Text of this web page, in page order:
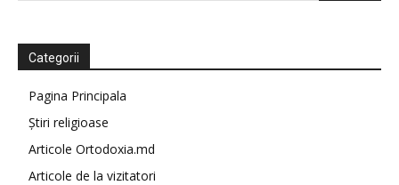
Categorii
Pagina Principala
Știri religioase
Articole Ortodoxia.md
Articole de la vizitatori